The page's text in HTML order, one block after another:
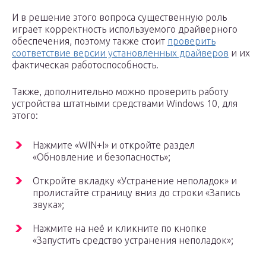
И в решение этого вопроса существенную роль
играет корректность используемого драйверного
обеспечения, поэтому также стоит проверить
соответствие версии установленных драйверов и их
фактическая работоспособность.
Также, дополнительно можно проверить работу
устройства штатными средствами Windows 10, для
этого:
Нажмите «WIN+I» и откройте раздел
«Обновление и безопасность»;
Откройте вкладку «Устранение неполадок» и
пролистайте страницу вниз до строки «Запись
звука»;
Нажмите на неё и кликните по кнопке
«Запустить средство устранения неполадок»;